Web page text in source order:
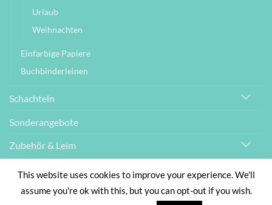
Urlaub
Weihnachten
Einfarbige Papiere
Buchbinderleinen
Schachteln
Sonderangebote
Zubehör & Leim
IMPRESSUM AGB
DATENSCHUTZBELEHRUNG
WIDERRUFSBELEHRUNG
This website uses cookies to improve your experience. We'll
assume you're ok with this, but you can opt-out if you wish.